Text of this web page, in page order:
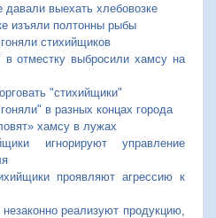
выехать хлебовозке
изъяли полтонны рыбы
стихийщиков
отместку выбросили хамсу на
"стихийщики"
в разных концах города
хамсу в лужах
игнорируют управление
проявляют агрессию к
реализуют продукцию,